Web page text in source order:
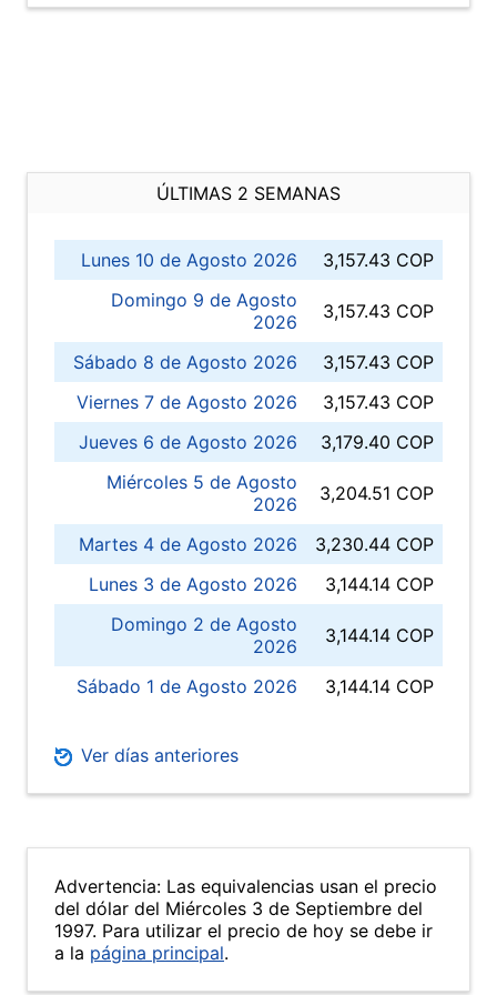
ÚLTIMAS 2 SEMANAS
Lunes 10 de Agosto 2026
3,157.43 COP
Domingo 9 de Agosto
2026
3,157.43 COP
Sábado 8 de Agosto 2026
3,157.43 COP
Viernes 7 de Agosto 2026
3,157.43 COP
Jueves 6 de Agosto 2026
3,179.40 COP
Miércoles 5 de Agosto
2026
3,204.51 COP
Martes 4 de Agosto 2026
3,230.44 COP
Lunes 3 de Agosto 2026
3,144.14 COP
Domingo 2 de Agosto
2026
3,144.14 COP
Sábado 1 de Agosto 2026 3,144.14 COP
Ver días anteriores
Advertencia: Las equivalencias usan el precio
del dólar del Miércoles 3 de Septiembre del
1997. Para utilizar el precio de hoy se debe ir
a la página principal.